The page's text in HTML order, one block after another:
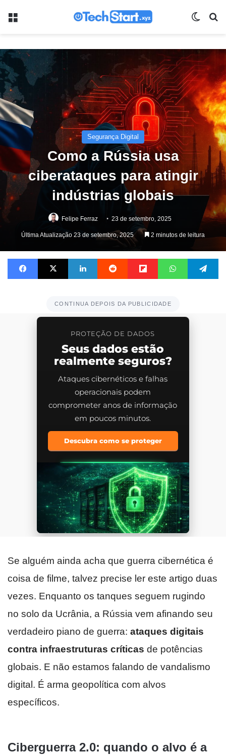
Menu
Segurança Digital
Como a Rússia usa
ciberataques para atingir
indústrias globais
Felipe Ferraz 23 de setembro, 2025
Última Atualização 23 de setembro, 2025 2 minutos de leitura
Facebook X Linkedin Reddit Flipboard WhatsApp
CONTINUA DEPOIS DA PUBLICIDADE
PROTEÇÃO DE DADOS
Seus dados estão
realmente seguros?
Ataques cibernéticos e falhas
operacionais podem
comprometer anos de informação
em poucos minutos.
Descubra como se proteger
Se alguém ainda acha que guerra cibernética é
coisa de filme, talvez precise ler este artigo duas
vezes. Enquanto os tanques seguem rugindo
no solo da Ucrânia, a Rússia vem afinando seu
verdadeiro piano de guerra: ataques digitais
contra infraestruturas críticas de potências
globais. E não estamos falando de vandalismo
digital. É arma geopolítica com alvos
específicos.
Ciberguerra 2.0: quando o alvo é a